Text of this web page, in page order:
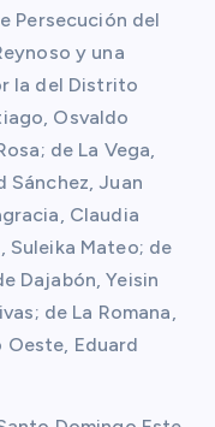
Persecución del
y una
la del Distrito
Osvaldo
de La Vega,
Sánchez, Juan
Claudia
Suleika Mateo; de
Dajabón, Yeisin
de La Romana,
Oeste, Eduard